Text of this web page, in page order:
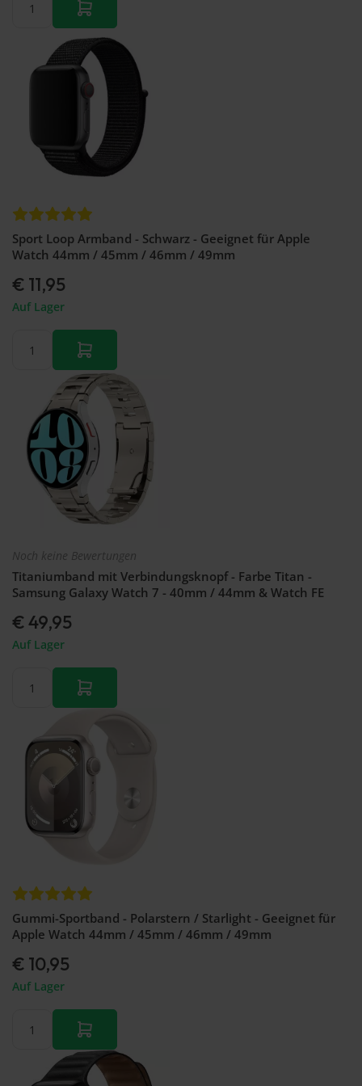
Sport Loop Armband - Schwarz - Geeignet für Apple
Watch 44mm / 45mm / 46mm / 49mm
€ 11,95
Auf Lager
Noch keine Bewertungen
Titaniumband mit Verbindungsknopf - Farbe Titan -
Samsung Galaxy Watch 7 - 40mm / 44mm & Watch FE
€ 49,95
Auf Lager
Gummi-Sportband - Polarstern / Starlight - Geeignet für
Apple Watch 44mm / 45mm / 46mm / 49mm
€ 10,95
Auf Lager